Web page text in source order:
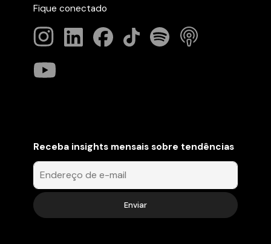
Fique conectado
Receba insights mensais sobre tendências